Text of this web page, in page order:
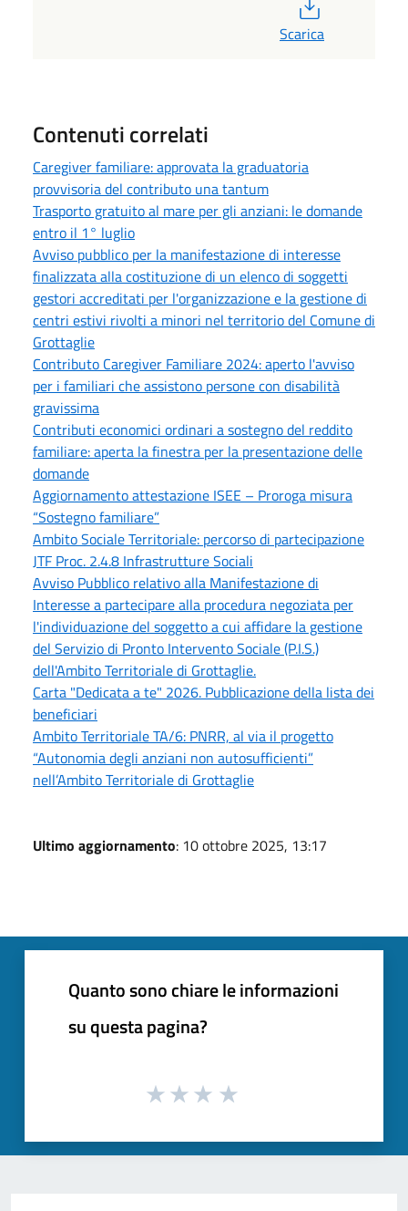
Scarica
Contenuti correlati
Caregiver familiare: approvata la graduatoria
provvisoria del contributo una tantum
Trasporto gratuito al mare per gli anziani: le domande
entro il 1° luglio
Avviso pubblico per la manifestazione di interesse
finalizzata alla costituzione di un elenco di soggetti
gestori accreditati per l'organizzazione e la gestione di
centri estivi rivolti a minori nel territorio del Comune di
Grottaglie
Contributo Caregiver Familiare 2024: aperto l'avviso
per i familiari che assistono persone con disabilità
gravissima
Contributi economici ordinari a sostegno del reddito
familiare: aperta la finestra per la presentazione delle
domande
Aggiornamento attestazione ISEE – Proroga misura
“Sostegno familiare”
Ambito Sociale Territoriale: percorso di partecipazione
JTF Proc. 2.4.8 Infrastrutture Sociali
Avviso Pubblico relativo alla Manifestazione di
Interesse a partecipare alla procedura negoziata per
l'individuazione del soggetto a cui affidare la gestione
del Servizio di Pronto Intervento Sociale (P.I.S.)
dell'Ambito Territoriale di Grottaglie.
Carta "Dedicata a te" 2026. Pubblicazione della lista dei
beneficiari
Ambito Territoriale TA/6: PNRR, al via il progetto
“Autonomia degli anziani non autosufficienti”
nell’Ambito Territoriale di Grottaglie
Ultimo aggiornamento: 10 ottobre 2025, 13:17
Quanto sono chiare le informazioni
su questa pagina?